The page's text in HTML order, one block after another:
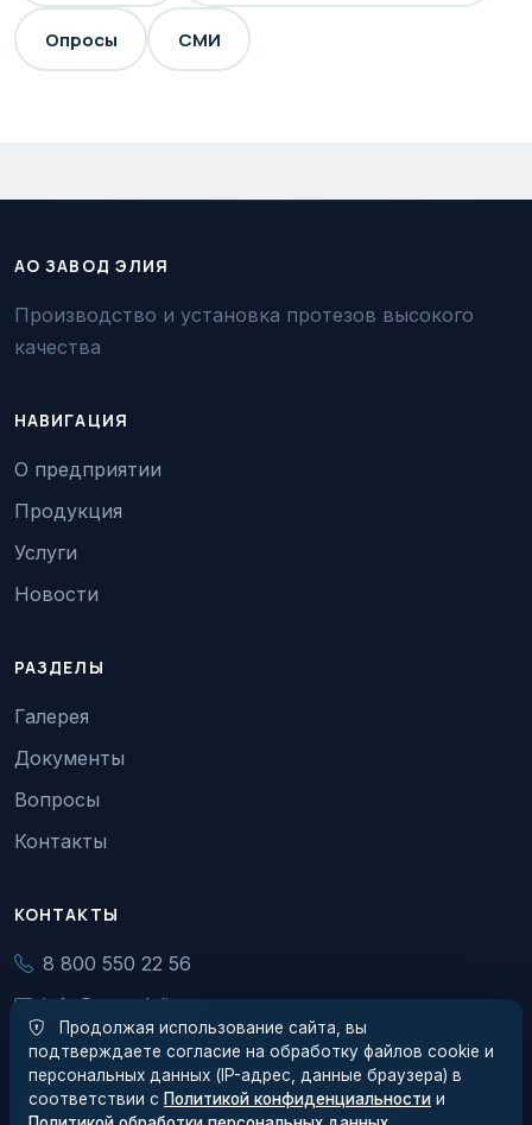
Опросы СМИ
АО ЗАВОД ЭЛИЯ
Производство и установка протезов высокого
качества
НАВИГАЦИЯ
О предприятии
Продукция
Услуги
Новости
РАЗДЕЛЫ
Галерея
Документы
Вопросы
Контакты
КОНТАКТЫ
8 800 550 22 56
info@zavodelia.ru
© 2026 АО Завод Элия. Все права защищены.
Продолжая использование сайта, вы
подтверждаете согласие на обработку файлов cookie и
персональных данных (IP-адрес, данные браузера) в
соответствии с Политикой конфиденциальности и